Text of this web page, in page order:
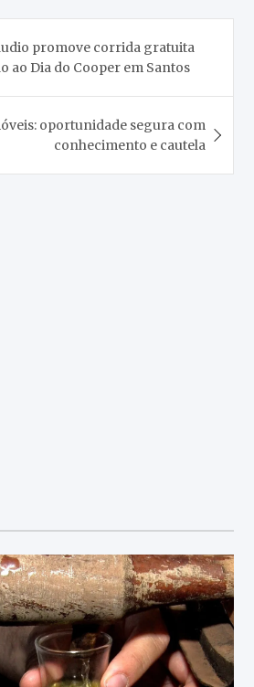
promove corrida gratuita
ao Dia do Cooper em Santos
oportunidade segura com
conhecimento e cautela